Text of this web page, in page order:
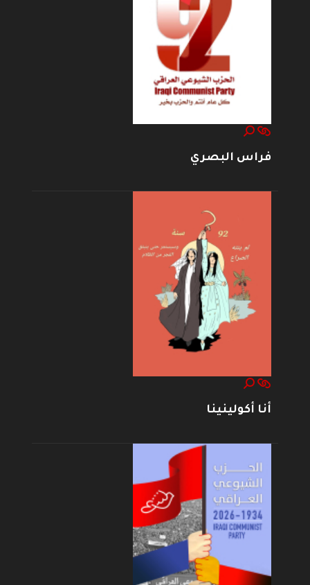
فراس البصري
أنا أكولينينا